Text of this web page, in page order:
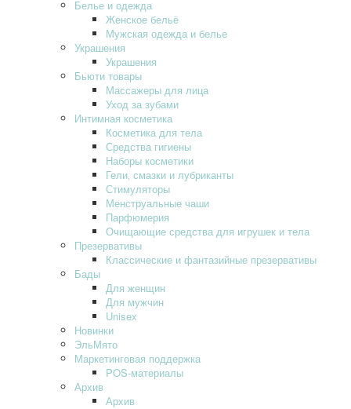
Белье и одежда
Женское бельё
Мужская одежда и белье
Украшения
Украшения
Бьюти товары
Массажеры для лица
Уход за зубами
Интимная косметика
Косметика для тела
Средства гигиены
Наборы косметики
Гели‚ смазки и лубриканты
Стимуляторы
Менструальные чаши
Парфюмерия
Очищающие средства для игрушек и тела
Презервативы
Классические и фантазийные презервативы
Бады
Для женщин
Для мужчин
Unisex
Новинки
ЭльМято
Маркетинговая поддержка
POS-материалы
Архив
Архив